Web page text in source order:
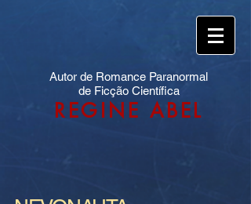
Autor de Romance Paranormal
de Ficção Científica
REGINE ABEL